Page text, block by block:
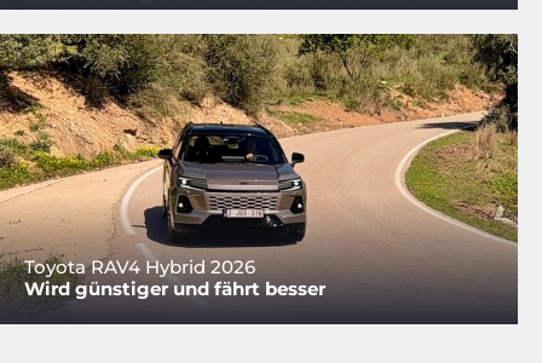
Toyota RAV4 Hybrid 2026
Wird günstiger und fährt besser